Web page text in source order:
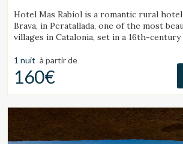
Hotel Mas Rabiol is a romantic rural
Brava, in Peratallada, one of the most
villages in Catalonia, set in a 16th-
1 nuit à partir de
160€